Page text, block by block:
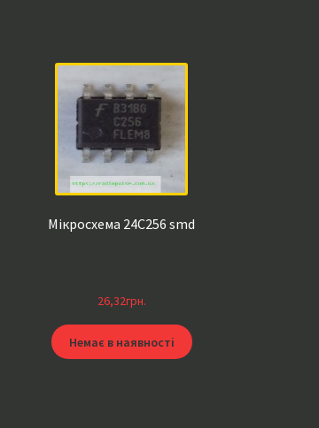
Мікросхема 24C256 smd
26,32грн.
Немає в наявності